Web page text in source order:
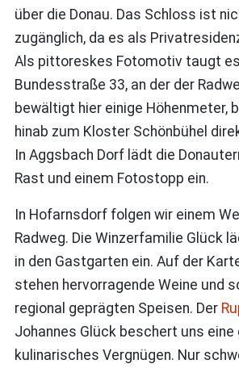
über die Donau. Das Schloss ist
zugänglich, da es als
Als pittoreskes Fotomotiv taugt
Bundesstraße 33, an der der
bewältigt hier einige Höhenmeter,
hinab zum Kloster Schönbühel
In Aggsbach Dorf lädt die
Rast und einem Fotostopp ein.
In Hofarnsdorf folgen wir einem
Radweg. Die Winzerfamilie Glück
in den Gastgarten ein. Auf der
stehen hervorragende Weine und
regional geprägten Speisen. Der
Johannes Glück beschert uns
kulinarisches Vergnügen. Nur